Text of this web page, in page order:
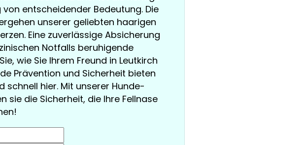
entscheidender Bedeutung. Die
unserer geliebten haarigen
Eine zuverlässige Absicherung
Notfalls beruhigende
wie Sie Ihrem Freund in Leutkirch
Prävention und Sicherheit bieten
schnell hier. Mit unserer Hunde-
sie die Sicherheit, die Ihre Fellnase